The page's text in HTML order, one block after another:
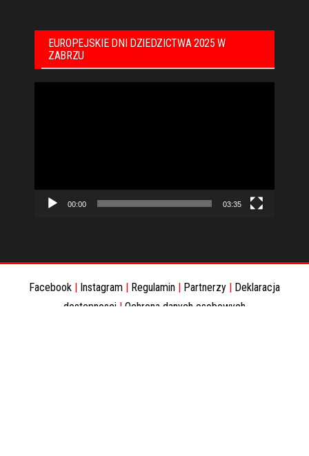
EUROPEJSKIE DNI DZIEDZICTWA 2025 W
ZABRZU
00:00 03:35
Facebook | Instagram | Regulamin | Partnerzy | Deklaracja
dostepnosci | Ochrona danych osobowych